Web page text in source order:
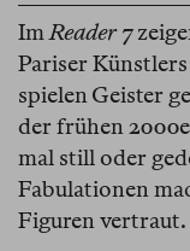
ImReader 7
Pariser
spielen Geister
der frühen
mal still oder
Fabulationen
Figuren vertraut.